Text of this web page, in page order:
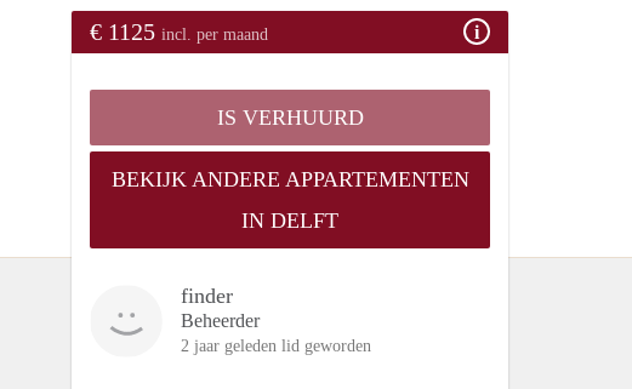
€ 1125 incl. per maand
IS VERHUURD
BEKIJK ANDERE APPARTEMENTEN
IN DELFT
finder
Beheerder
2 jaar geleden lid geworden